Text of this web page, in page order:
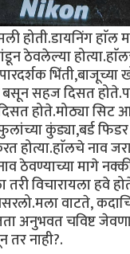
होती.डायनिंग हाॅल
ठेवलेल्या
भिंती,बाजूच्या
बसून सहज दिसत
होते.मोठ्या
कुंड्या,बर्ड
होत्या.हाॅलचे नाव जरा
ठेवण्याच्या मागे
विचारायला हवे
वाटते,
अनुभवत चविष्ट
नाही?.